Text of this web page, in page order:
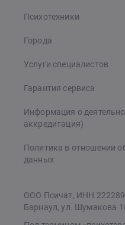
Психотехники
Города
Услуги специалистов
Гарантия сервиса
Информация о
аккредитация)
Политика в отношении
данных
ООО Псичат, ИНН
Барнаул, ул. Шумакова